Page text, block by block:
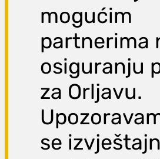
mogućim
partnerima
osiguranju
za Orljavu.
se